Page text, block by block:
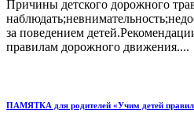
Причины детского дорожного
за поведением
правилам дорожного движения....
ПАМЯТКА для родителей «Учим детей